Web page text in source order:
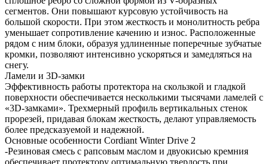
сегментов. Они повышают курсовую устойчивость на
большой скорости. При этом жесткость и монолитность ребра
уменьшает сопротивление качению и износ. Расположенные
рядом с ним блоки, образуя удлиненные поперечные зубчатые
кромки, позволяют интенсивно ускоряться и замедляться на
снегу.
Ламели и 3D-замки
Эффективность работы протектора на скользкой и гладкой
поверхности обеспечивается несколькими тысячами ламелей с
«3D-замками». Трехмерный профиль вертикальных стенок
прорезей, придавая блокам жесткость, делают управляемость
более предсказуемой и надежной.
Основные особенности Cordiant Winter Drive 2
-Резиновая смесь с рапсовым маслом и двуокисью кремния
обеспечивает протектору оптимальную твердость при